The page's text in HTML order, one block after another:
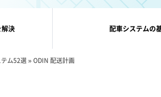
決 配車システムの
ム52選»ODIN 配送計画